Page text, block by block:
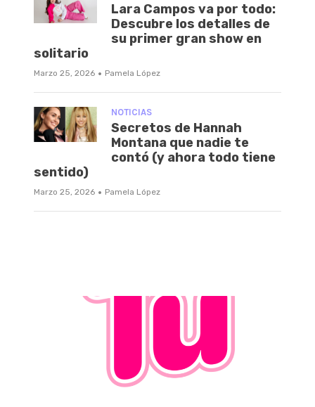
Lara Campos va por todo:
Descubre los detalles de
su primer gran show en
solitario
Marzo 25, 2026 · Pamela López
NOTICIAS
Secretos de Hannah
Montana que nadie te
contó (y ahora todo tiene
sentido)
Marzo 25, 2026 · Pamela López